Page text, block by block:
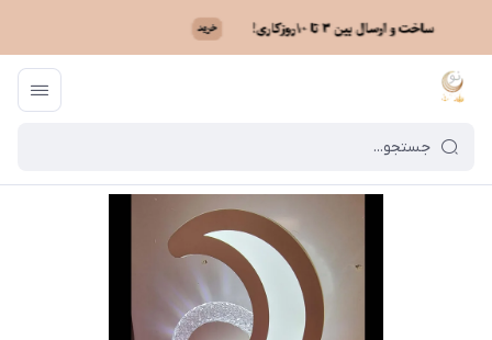
ماه نو / فهرست محصولات